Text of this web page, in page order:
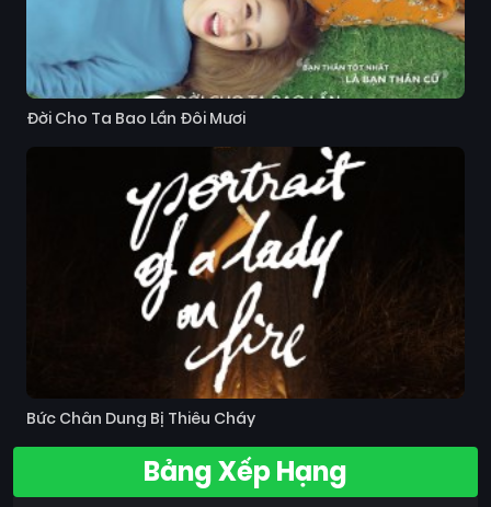
Đời Cho Ta Bao Lần Đôi Mươi
Bức Chân Dung Bị Thiêu Cháy
Bảng Xếp Hạng